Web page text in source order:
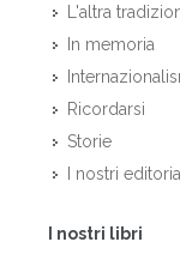
L'altra
In memoria
Ricordarsi
Storie
I nostri
I nostri libri